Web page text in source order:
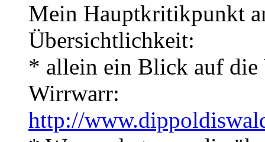
Mein Hauptkritikpunkt
Übersichtlichkeit:
* allein ein Blick auf die
Wirrwarr:
http://